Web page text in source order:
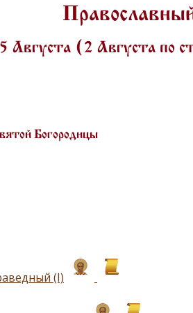
Августа (2 Августа по
Богородицы
(I)